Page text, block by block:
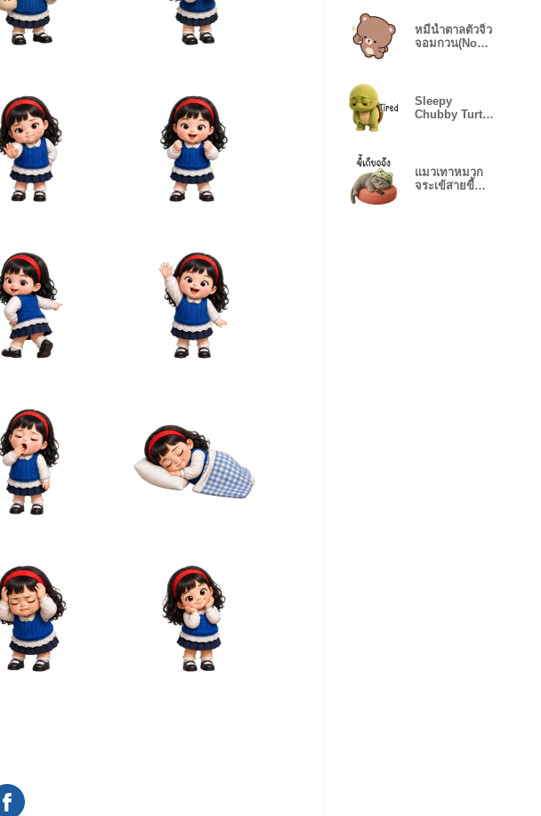
หมีน้ำตาลตัวจิ๋ว
จอมกวน(No
Sleepy
Chubby Turtle
แมวเทาหมวก
จระเข้สายขี้